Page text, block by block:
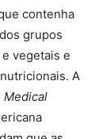
contenha
grupos
vegetais e
A
Medical